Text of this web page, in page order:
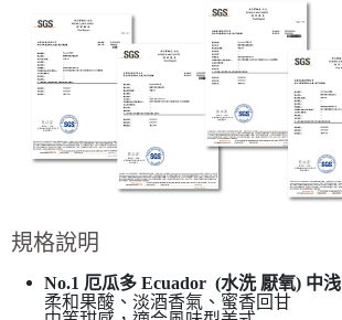
規格說明
No.1 厄瓜多 Ecuador (水洗 厭氧) 中浅
柔和果酸、淡酒香氣、蜜香回甘